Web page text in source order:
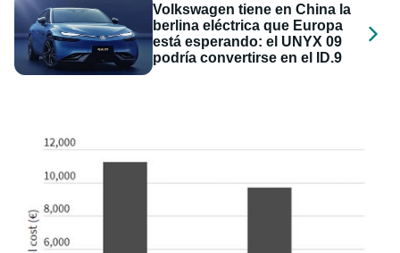
Volkswagen tiene en China la
berlina eléctrica que Europa
está esperando: el UNYX 09
podría convertirse en el ID.9